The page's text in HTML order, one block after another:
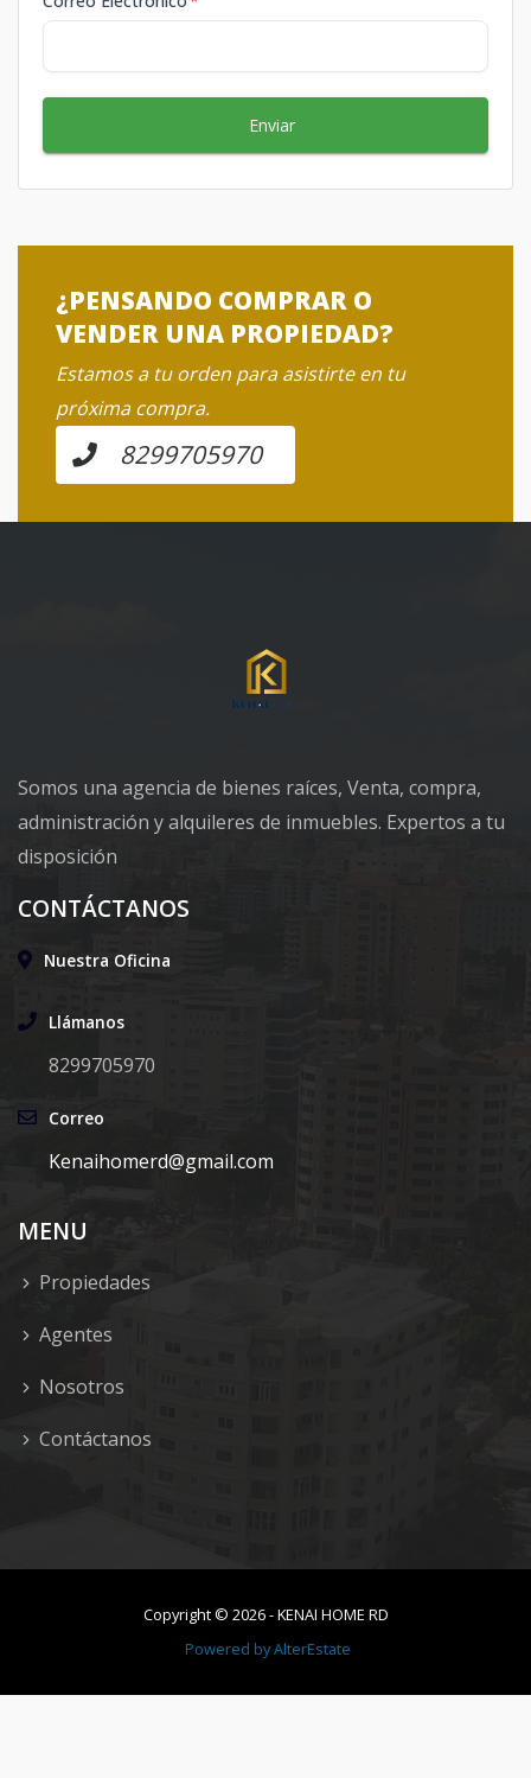
Enviar
¿PENSANDO COMPRAR O
VENDER UNA PROPIEDAD?
Estamos a tu orden para asistirte en tu
próxima compra.
8299705970
Somos una agencia de bienes raíces, Venta, compra,
administración y alquileres de inmuebles. Expertos a tu
disposición
CONTÁCTANOS
Nuestra Oficina
Llámanos
8299705970
Correo
Kenaihomerd@gmail.com
MENU
Propiedades
Agentes
Nosotros
Contáctanos
Copyright © 2026-KENAI HOME RD
Powered byAlterEstate